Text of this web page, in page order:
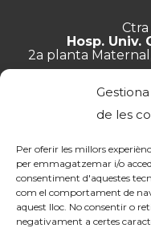
de les
Per oferir les millors
per emmagatzemar i/o
consentiment d'aquestes
com el comportament de
aquest lloc. No consentir o
negativament a certes
Hosp. Univ.
2a planta